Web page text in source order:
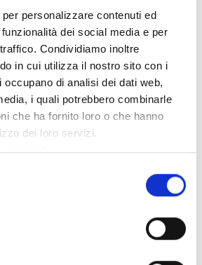
personalizzare contenuti ed
dei social media e per
Condividiamo inoltre
in cui utilizza il nostro sito con i
di analisi dei dati web,
i quali potrebbero combinarle
che ha fornito loro o che hanno
dei loro servizi.
completa
INFORMATO
DA